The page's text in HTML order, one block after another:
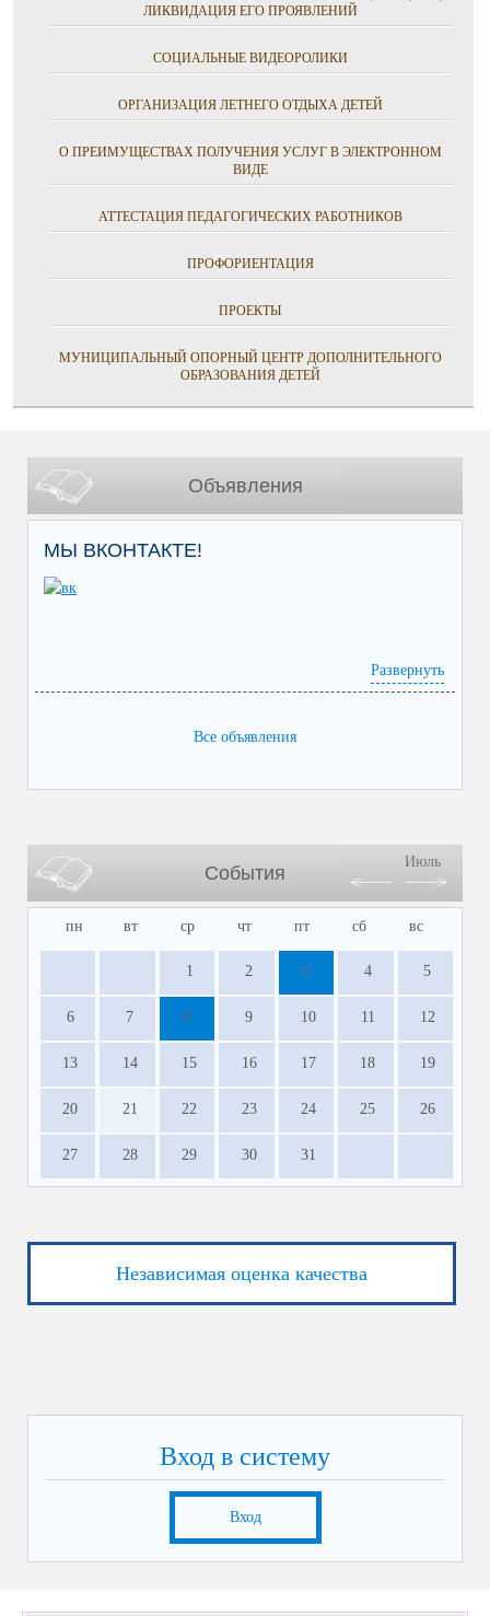
ЛИКВИДАЦИЯ ЕГО ПРОЯВЛЕНИЙ
СОЦИАЛЬНЫЕ ВИДЕОРОЛИКИ
ОРГАНИЗАЦИЯ ЛЕТНЕГО ОТДЫХА ДЕТЕЙ
О ПРЕИМУЩЕСТВАХ ПОЛУЧЕНИЯ УСЛУГ В ЭЛЕКТРОННОМ
ВИДЕ
АТТЕСТАЦИЯ ПЕДАГОГИЧЕСКИХ РАБОТНИКОВ
ПРОФОРИЕНТАЦИЯ
ПРОЕКТЫ
МУНИЦИПАЛЬНЫЙ ОПОРНЫЙ ЦЕНТР ДОПОЛНИТЕЛЬНОГО
ОБРАЗОВАНИЯ ДЕТЕЙ
Объявления
МЫ ВКОНТАКТЕ!
Развернуть
Все объявления
События
Июль
пн вт ср чт пт сб вс
1 2 3 4 5
6 7 8 9 10 11 12
13 14 15 16 17 18 19
20 21 22 23 24 25 26
27 28 29 30 31
Независимая оценка качества
Вход в систему
Вход